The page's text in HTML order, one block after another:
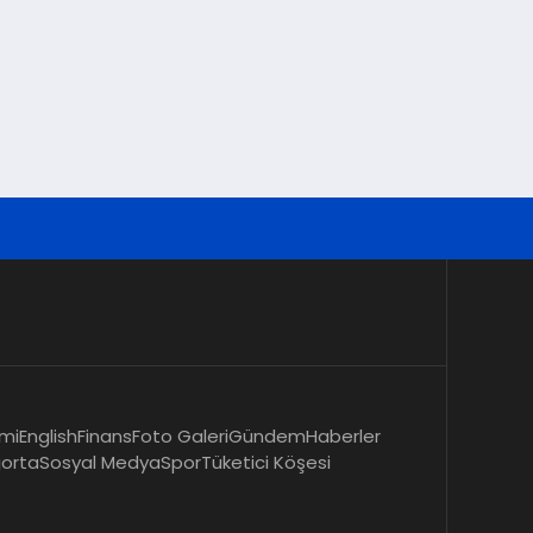
EnglishFinansFoto GaleriGündemHaberler
Sosyal MedyaSporTüketici Köşesi